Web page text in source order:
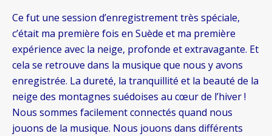
Ce fut une session d’enregistrement très spéciale,
c’était ma première fois en Suède et ma première
expérience avec la neige, profonde et extravagante. Et
cela se retrouve dans la musique que nous y avons
enregistrée. La dureté, la tranquillité et la beauté de la
neige des montagnes suédoises au cœur de l’hiver !
Nous sommes facilement connectés quand nous
jouons de la musique. Nous jouons dans différents